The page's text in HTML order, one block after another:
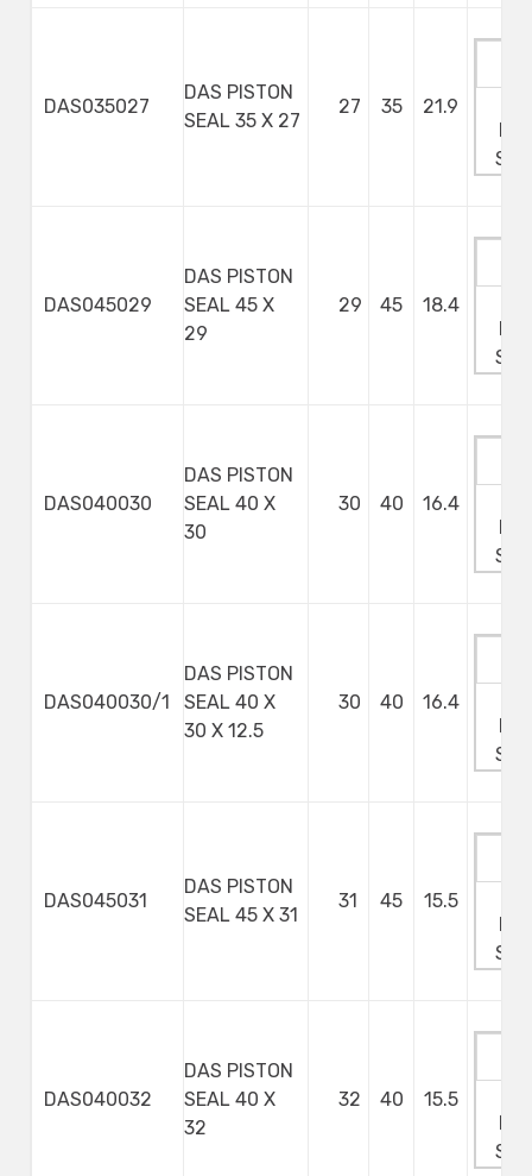
DAS035027
DAS PISTON
SEAL 35 X 27
27 35 21.9
DAS045029
DAS PISTON
SEAL 45 X
29
29 45 18.4
DAS040030
DAS PISTON
SEAL 40 X
30
30 40 16.4
DAS040030/1
DAS PISTON
SEAL 40 X
30 X 12.5
30 40 16.4
DAS045031
DAS PISTON
SEAL 45 X 31
31 45 15.5
DAS040032
DAS PISTON
SEAL 40 X
32
32 40 15.5